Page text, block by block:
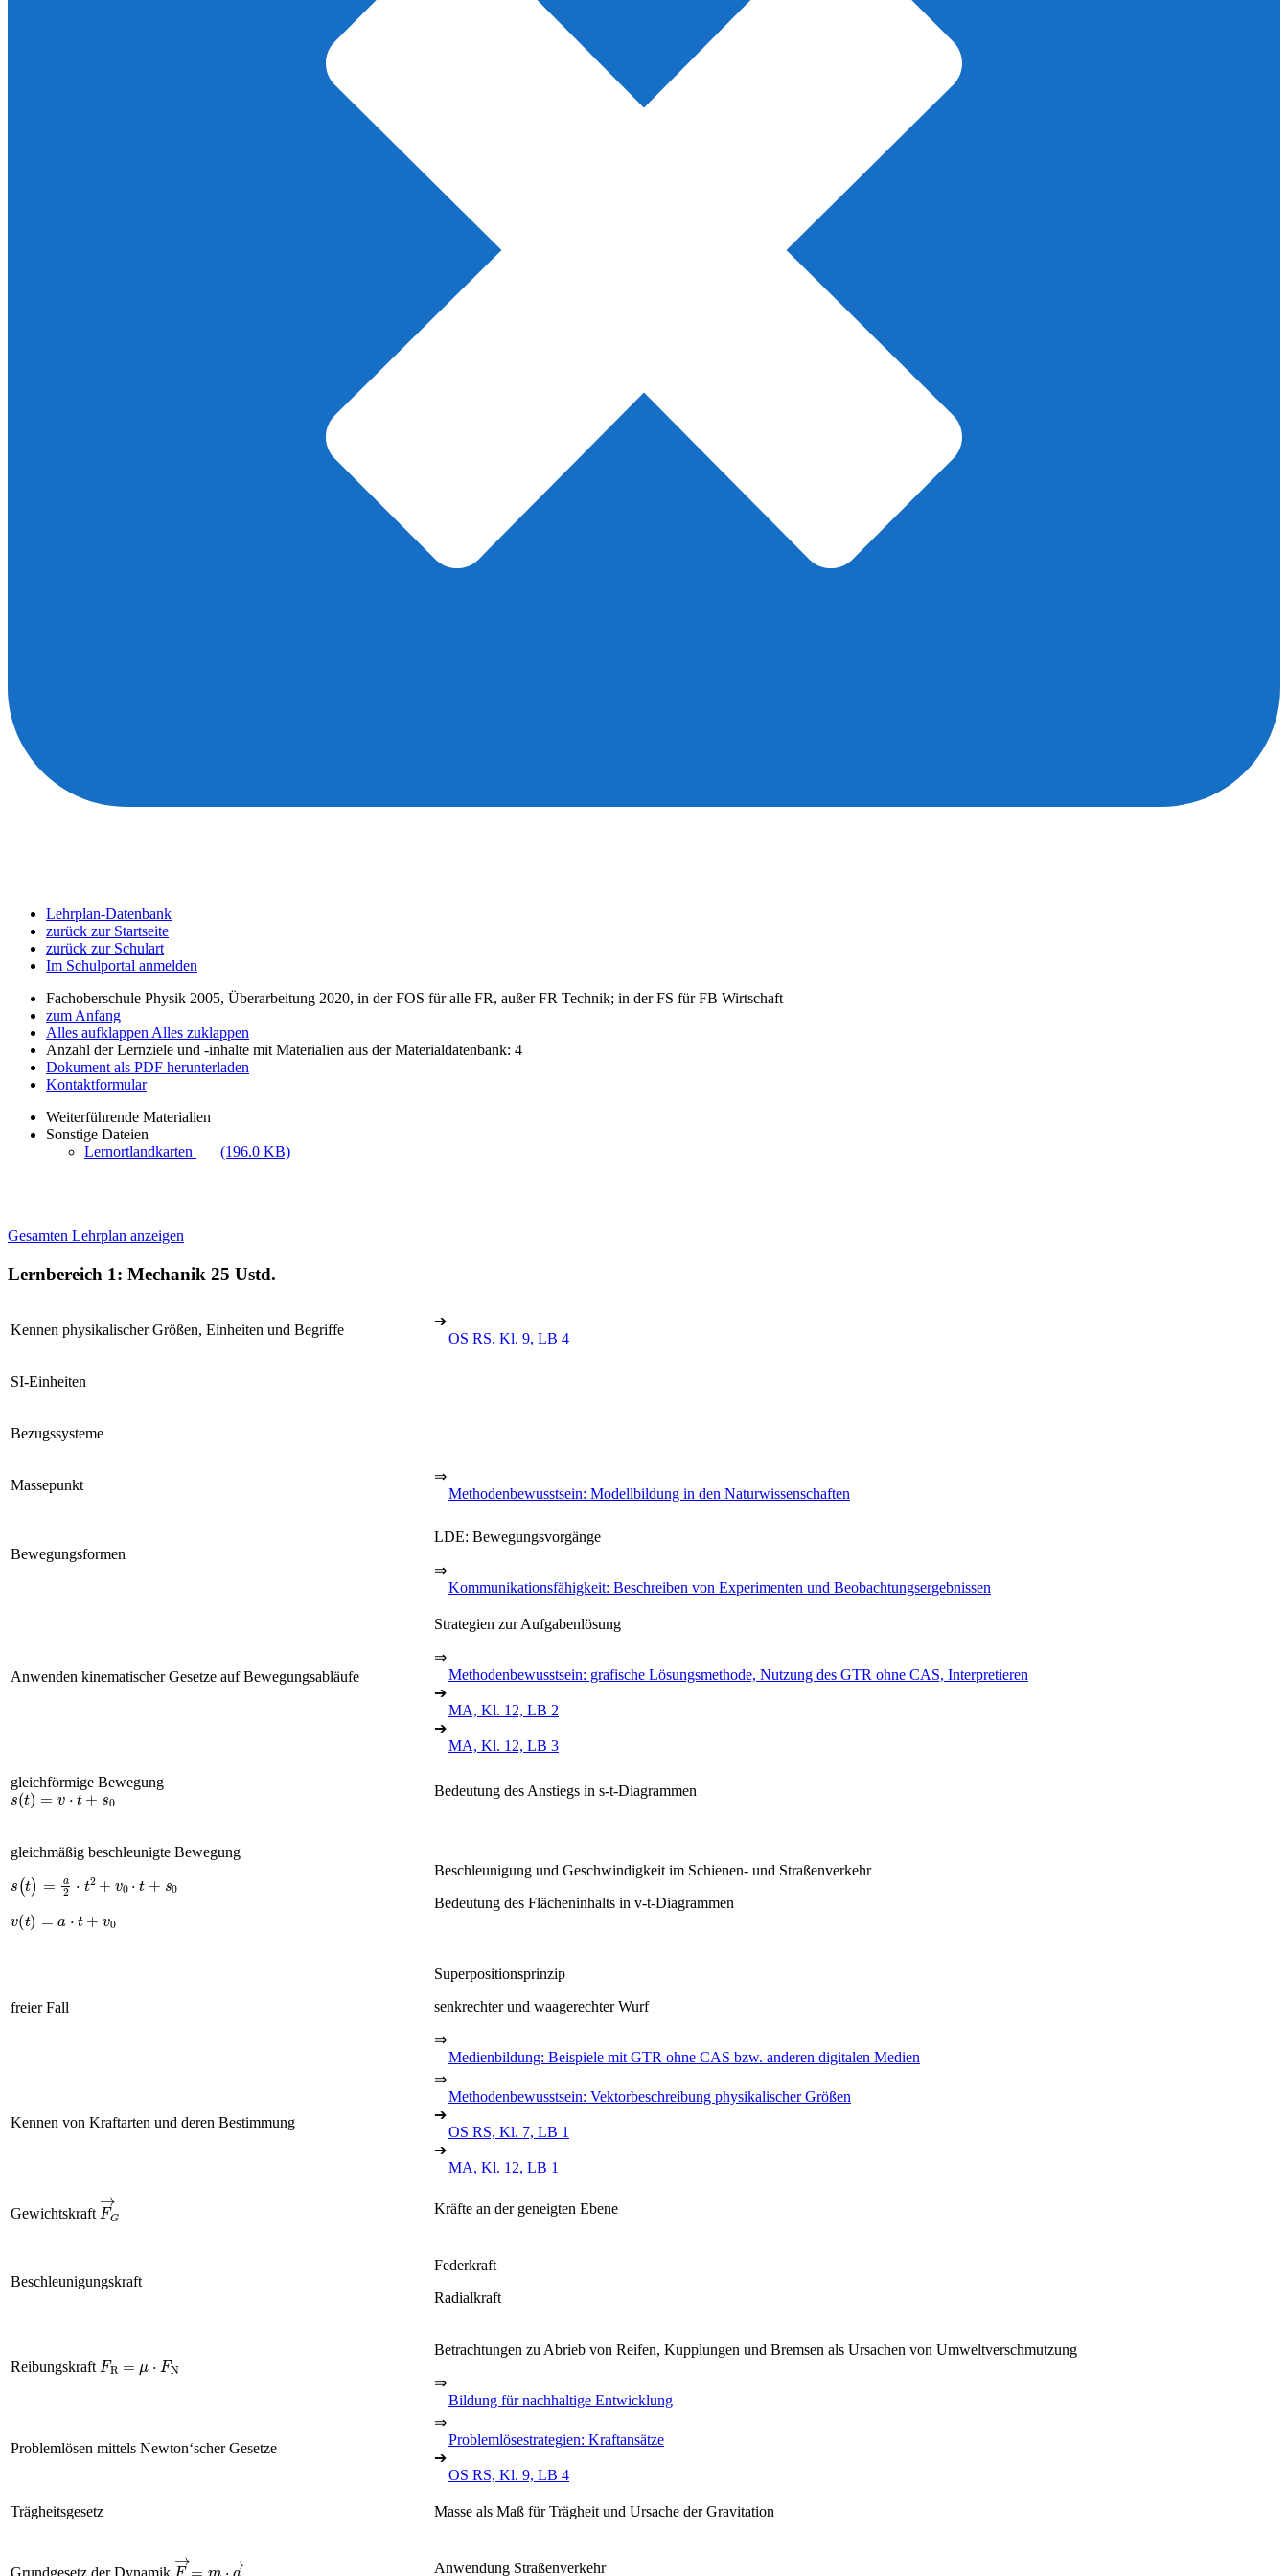
Lehrplan-Datenbank
zurück zur Startseite
zurück zur Schulart
Im Schulportal anmelden
Fachoberschule Physik 2005, Überarbeitung 2020, in der FOS für alle FR, außer FR Technik; in der FS für FB Wirtschaft
zum Anfang
Alles aufklappen Alles zuklappen
Anzahl der Lernziele und -inhalte mit Materialien aus der Materialdatenbank: 4
Dokument als PDF herunterladen
Kontaktformular
Weiterführende Materialien
Sonstige Dateien
Lernortlandkarten
(196.0 KB)
Gesamten Lehrplan anzeigen
Lernbereich 1: Mechanik 25 Ustd.
Kennen physikalischer Größen, Einheiten und Begriffe
➔
OS RS, Kl. 9, LB 4
SI-Einheiten
Bezugssysteme
Massepunkt
⇒
Methodenbewusstsein: Modellbildung in den Naturwissenschaften
Bewegungsformen
LDE: Bewegungsvorgänge
⇒
Kommunikationsfähigkeit: Beschreiben von Experimenten und Beobachtungsergebnissen
Anwenden kinematischer Gesetze auf Bewegungsabläufe
Strategien zur Aufgabenlösung
⇒
Methodenbewusstsein: grafische Lösungsmethode, Nutzung des GTR ohne CAS, Interpretieren
➔
MA, Kl. 12, LB 2
➔
MA, Kl. 12, LB 3
gleichförmige Bewegung
s(t)=v·t+s0 Bedeutung des Anstiegs in s-t-Diagrammen
gleichmäßig beschleunigte Bewegung
(t)= ·t +v 0
( )
Beschleunigung und Geschwindigkeit im Schienen- und Straßenverkehr
Bedeutung des Flächeninhalts in v-t-Diagrammen
freier Fall
Superpositionsprinzip
senkrechter und waagerechter Wurf
⇒
Medienbildung: Beispiele mit GTR ohne CAS bzw. anderen digitalen Medien
Kennen von Kraftarten und deren Bestimmung
⇒
Methodenbewusstsein: Vektorbeschreibung physikalischer Größen
➔
OS RS, Kl. 7, LB 1
➔
MA, Kl. 12, LB 1
Gewichtskraft F→ Kräfte an der geneigten Ebene
Beschleunigungskraft
Federkraft
Radialkraft
Reibungskraft FR N Betrachtungen zu Abrieb von Reifen, Kupplungen und Bremsen als Ursachen von Umweltverschmutzung
⇒
Bildung für nachhaltige Entwicklung
Problemlösen mittels Newton‘scher Gesetze
⇒
Problemlösestrategien: Kraftansätze
➔
OS RS, Kl. 9, LB 4
Trägheitsgesetz Masse als Maß für Trägheit und Ursache der Gravitation
Grundgesetz der Dynamik F→ a→ Anwendung Straßenverkehr